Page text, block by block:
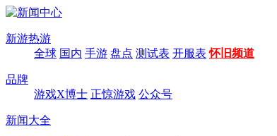
新游热游
全球 国内 手游 盘点 测试表 开服表 怀旧频道
品牌
游戏X博士 正惊游戏 公众号
新闻大全